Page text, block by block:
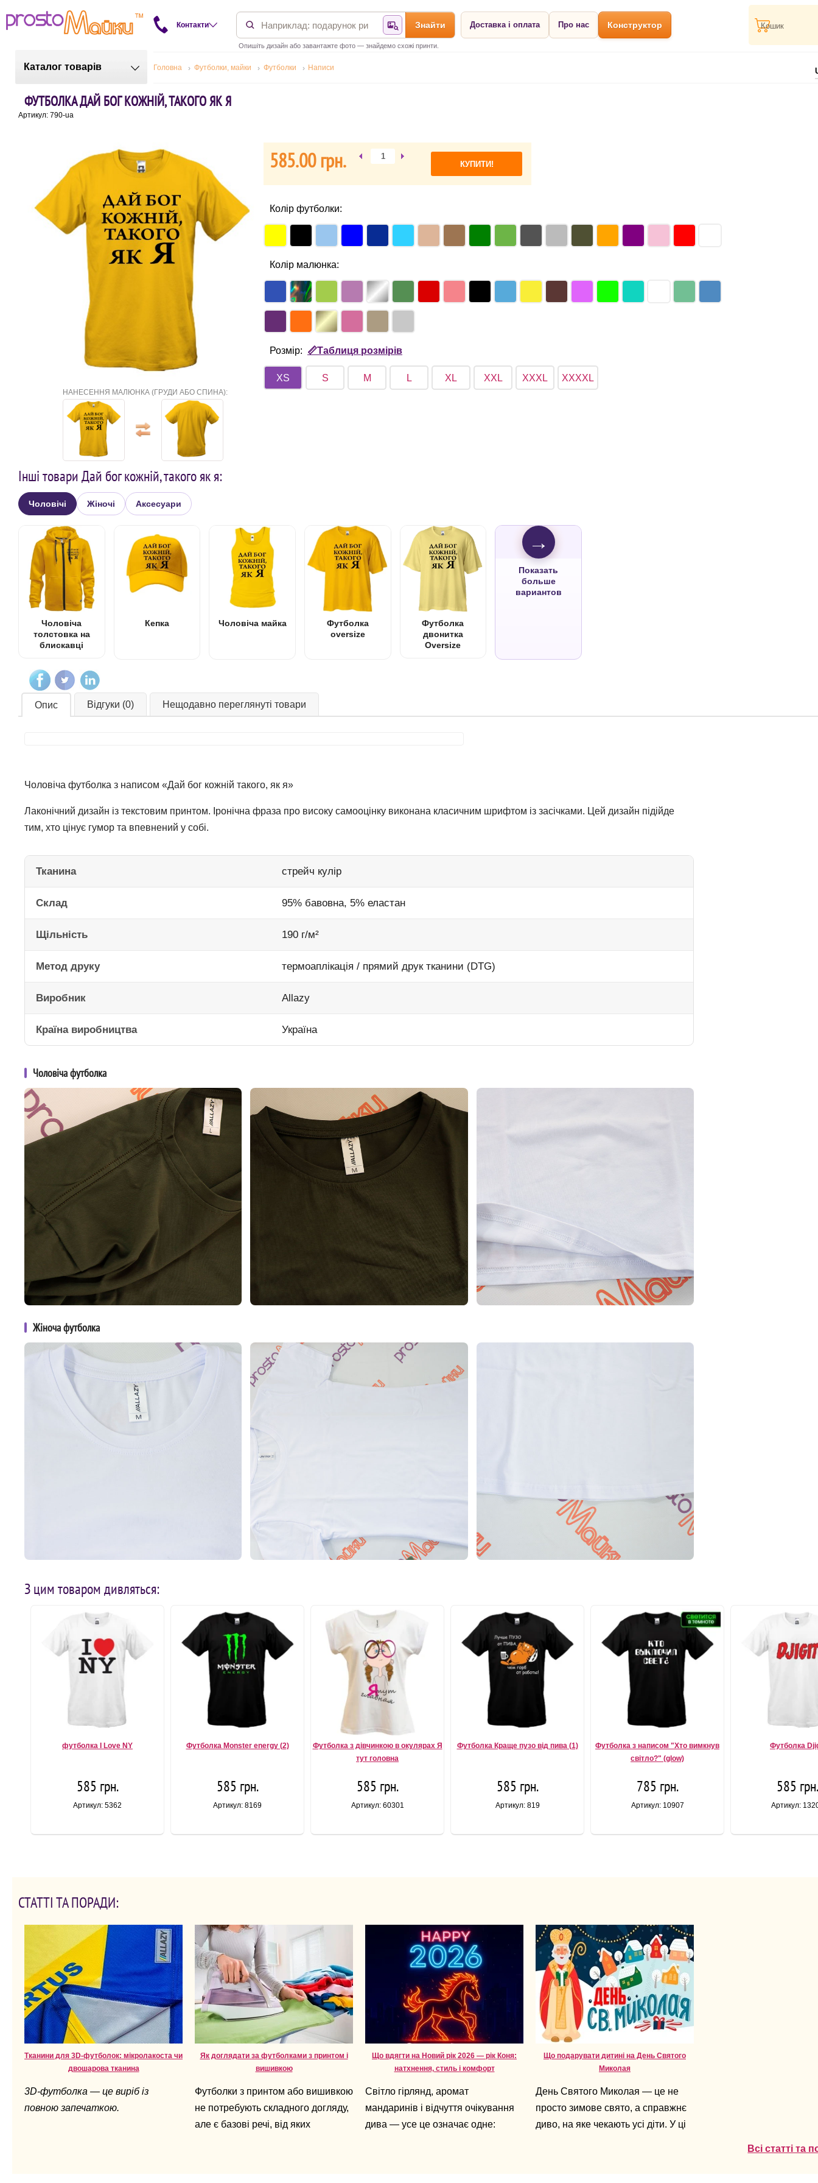
Контакти Знайти за фотографією
Знайти
Опишіть дизайн або завантажте фото — знайдемо схожі принти.
Доставка і оплата Про нас Конструктор Кошик
Каталог товарів Головна Футболки, майки Футболки Написи
ФУТБОЛКА ДАЙ БОГ КОЖНІЙ, ТАКОГО ЯК Я
Артикул: 790-ua
НАНЕСЕННЯ МАЛЮНКА (ГРУДИ АБО СПИНА):
585.00 гpн.
Колір футболки:
Колір малюнка:
Розмір: 📏Таблиця розмірів
XS S M L XL XXL XXXL XXXXL
Інші товари Дай бог кожній, такого як я:
Чоловічі Жіночі Аксесуари
Чоловіча
толстовка на
блискавці
Кепка Чоловіча майка
Футболка
oversize
Футболка
двонитка
Oversize
→
Показать
больше
вариантов
Опис Відгуки (0) Нещодавно переглянуті товари
Чоловіча футболка з написом «Дай бог кожній такого, як я»
Лаконічний дизайн із текстовим принтом. Іронічна фраза про високу самооцінку виконана класичним шрифтом із засічками. Цей дизайн підійде
тим, хто цінує гумор та впевнений у собі.
Тканина стрейч кулір
Склад 95% бавовна, 5% еластан
Щільність 190 г/м²
Метод друку термоаплікація / прямий друк тканини (DTG)
Виробник Allazy
Країна виробництва Україна
Чоловіча футболка
Жіноча футболка
З цим товаром дивляться:
футболка I Love NY
585 грн.
Артикул: 5362
Футболка Monster energy (2)
585 грн.
Артикул: 8169
Футболка з дівчинкою в окулярах Я
тут головна
585 грн.
Артикул: 60301
Футболка Краще пузо від пива (1)
585 грн.
Артикул: 819
Футболка з написом "Хто вимкнув
світло?" (glow)
785 грн.
Артикул: 10907
Футболка
585 грн.
Артикул:
СТАТТІ ТА ПОРАДИ:
Тканини для 3D-футболок: мікролакоста чи
двошарова тканина
3D-футболка — це виріб із
повною запечаткою.
Як доглядати за футболками з принтом і
вишивкою
Футболки з принтом або вишивкою
не потребують складного догляду,
але є базові речі, від яких
Що вдягти на Новий рік 2026 — рік Коня:
натхнення, стиль і комфорт
Світло гірлянд, аромат
мандаринів і відчуття очікування
дива — усе це означає одне:
Що подарувати дитині на День Святого
Миколая
День Святого Миколая — це не
просто зимове свято, а справжнє
диво, на яке чекають усі діти. У ці
Всі статті та